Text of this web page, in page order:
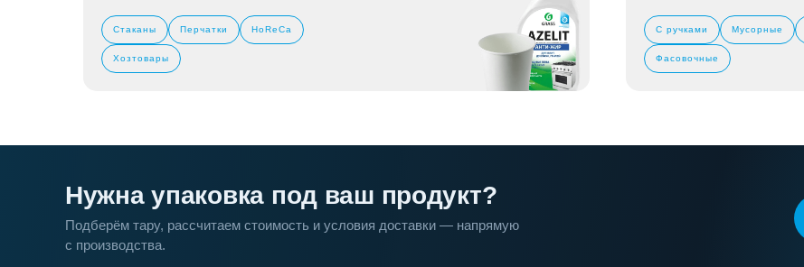
Стаканы Перчатки HoReCa
Хозтовары
С ручками Мусорные
Фасовочные
Нужна упаковка под ваш продукт?
Подберём тару, рассчитаем стоимость и условия доставки — напрямую
с производства.